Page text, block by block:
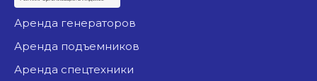
аренда генераторов
аренда подъемников
аренда спецтехники